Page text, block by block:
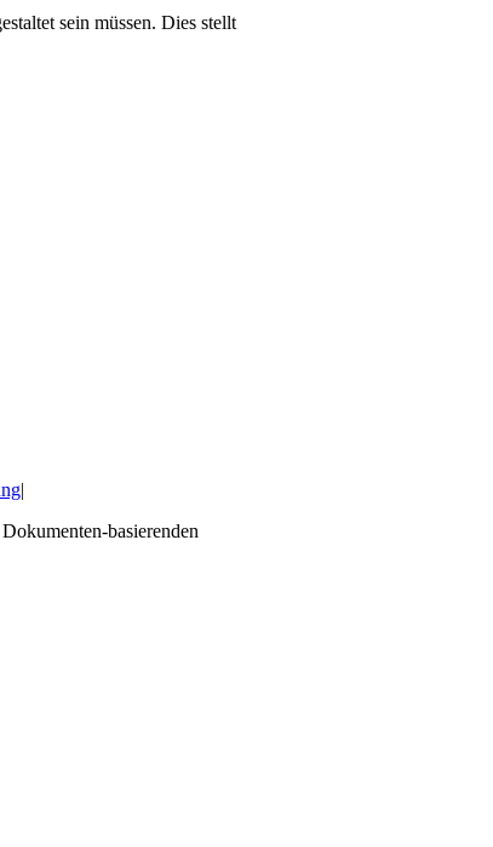
sein müssen. Dies stellt
|
basierenden